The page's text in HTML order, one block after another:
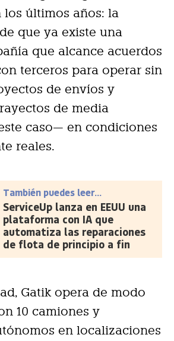
los últimos años: la
que ya existe una
que alcance acuerdos
terceros para operar sin
de envíos y
de media
caso— en condiciones
reales.
También puedes leer...
ServiceUp lanza en EEUU una
plataforma con IA que
automatiza las reparaciones
de flota de principio a fin
Gatik opera de modo
10 camiones y
en localizaciones